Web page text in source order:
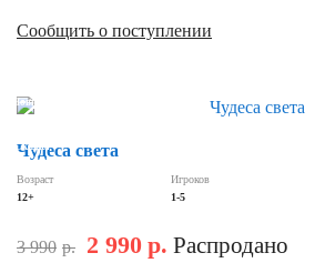
Сообщить о поступлении
Новинка
Скидка
Чудеса света
Возраст
12+
Игроков
1-5
3 990 р. 2 990 р. Распродано